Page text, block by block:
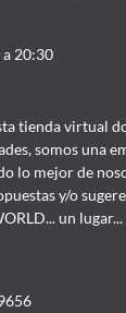
a 20:30
tienda virtual
somos una
lo mejor de
y/o
un